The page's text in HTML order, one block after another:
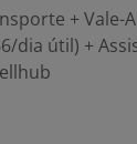
+ Vale-
dia útil) +